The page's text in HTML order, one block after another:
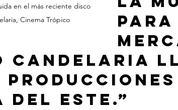
en el más reciente disco
Cinema Trópico
Candelaria
del este.”